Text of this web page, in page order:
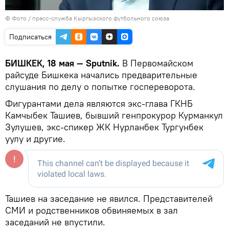
© Фото / пресс-служба Кыргызского футбольного союза
Подписаться
БИШКЕК, 18 мая — Sputnik. В Первомайском
райсуде Бишкека начались предварительные
слушания по делу о попытке госпереворота.
Фигурантами дела являются экс-глава ГКНБ
Камчыбек Ташиев, бывший генпрокурор Курманкул
Зулушев, экс-спикер ЖК Нурланбек Тургунбек
уулу и другие.
Ташиев на заседание не явился. Представителей
СМИ и родственников обвиняемых в зал
заседаний не впустили.